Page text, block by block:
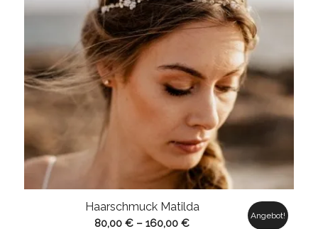
Haarschmuck Matilda
80,00€ –160,00€
Angebot!